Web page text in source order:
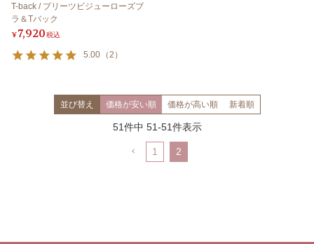
T-back / プリーツビジューローズブ
ラ＆Tバック
¥7,920税込
5.00 （2 ）
並び替え 価格が安い順 価格が高い順 新着順
51件中 51-51件表示
1 2